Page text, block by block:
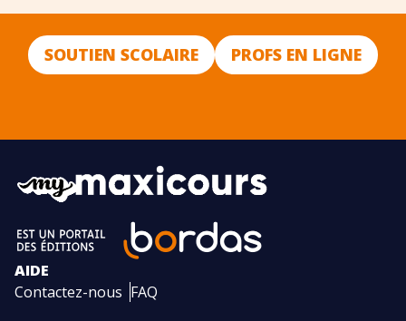
SOUTIEN SCOLAIRE PROFS EN LIGNE
AIDE
Contactez-nous FAQ